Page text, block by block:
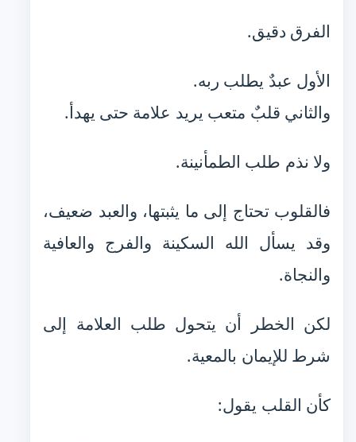
الفرق دقيق.
الأول عبدٌ يطلب ربه.
والثاني قلبٌ متعب يريد علامة حتى يهدأ.
ولا نذم طلب الطمأنينة.
فالقلوب تحتاج إلى ما يثبتها، والعبد ضعيف،
وقد يسأل الله السكينة والفرج والعافية
والنجاة.
لكن الخطر أن يتحول طلب العلامة إلى
شرط للإيمان بالمعية.
كأن القلب يقول: